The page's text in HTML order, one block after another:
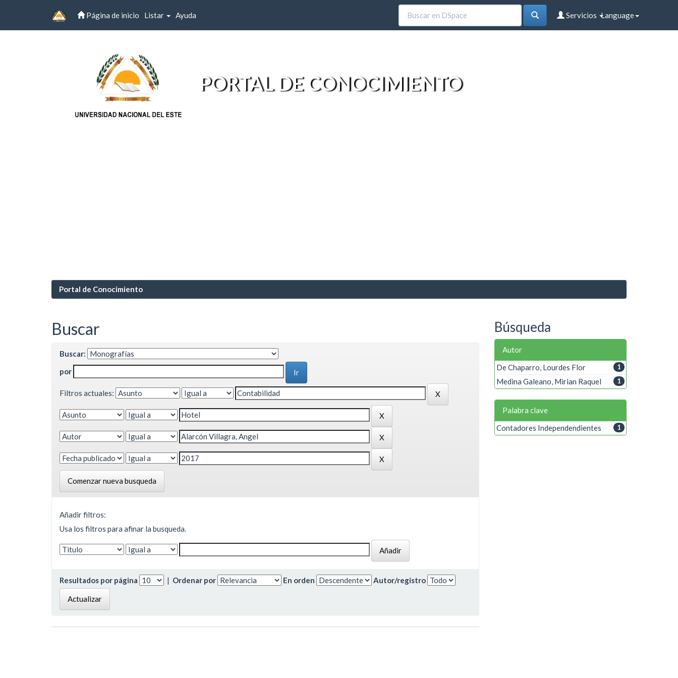
Página de inicio Listar Ayuda Language
Servicios
PORTAL DE CONOCIMIENTO
Portal de Conocimiento
Buscar
Buscar:
por
Filtros actuales:
Comenzar nueva busqueda
Añadir filtros:
Usa los filtros para afinar la busqueda.
Resultados por página | Ordenar por En orden Autor/registro
Búsqueda
Autor
1
De Chaparro, Lourdes Flor
1
Medina Galeano, Mirian Raquel
Palabra clave
1
Contadores Independendientes